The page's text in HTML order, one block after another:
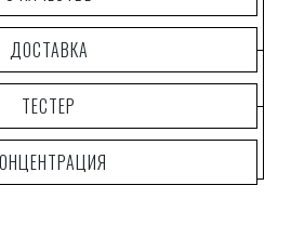
ДОСТАВКА
ТЕСТЕР